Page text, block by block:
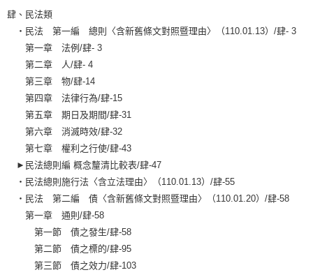
肆、民法類
‧民法 第一編 總則〈含新舊條文對照暨理由〉（110.01.13）/肆- 3
第一章 法例/肆- 3
第二章 人/肆- 4
第三章 物/肆-14
第四章 法律行為/肆-15
第五章 期日及期間/肆-31
第六章 消滅時效/肆-32
第七章 權利之行使/肆-43
►民法總則編 概念釐清比較表/肆-47
‧民法總則施行法〈含立法理由〉（110.01.13）/肆-55
‧民法 第二編 債〈含新舊條文對照暨理由〉（110.01.20）/肆-58
第一章 通則/肆-58
第一節 債之發生/肆-58
第二節 債之標的/肆-95
第三節 債之效力/肆-103